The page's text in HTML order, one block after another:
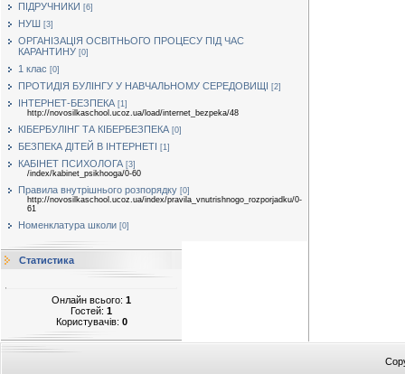
ПІДРУЧНИКИ [6]
НУШ [3]
ОРГАНІЗАЦІЯ ОСВІТНЬОГО ПРОЦЕСУ ПІД ЧАС
КАРАНТИНУ [0]
1 клас [0]
ПРОТИДІЯ БУЛІНГУ У НАВЧАЛЬНОМУ СЕРЕДОВИЩІ [2]
ІНТЕРНЕТ-БЕЗПЕКА [1]
http://novosilkaschool.ucoz.ua/load/internet_bezpeka/48
КІБЕРБУЛІНГ ТА КІБЕРБЕЗПЕКА [0]
БЕЗПЕКА ДІТЕЙ В ІНТЕРНЕТІ [1]
КАБІНЕТ ПСИХОЛОГА [3]
/index/kabinet_psikhooga/0-60
Правила внутрішнього розпорядку [0]
http://novosilkaschool.ucoz.ua/index/pravila_vnutrishnogo_rozporjadku/0-
61
Номенклатура школи [0]
Статистика
Онлайн всього: 1
Гостей: 1
Користувачів: 0